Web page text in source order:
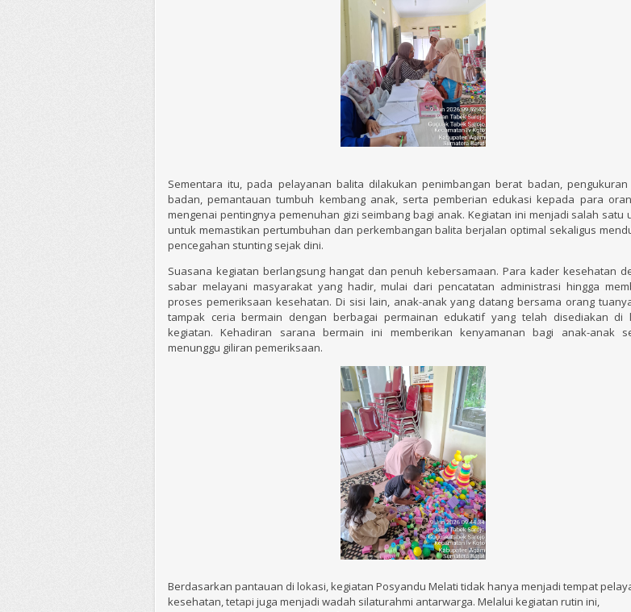
Sementara itu, pada pelayanan balita dilakukan penimbangan berat badan, pengukuran
badan, pemantauan tumbuh kembang anak, serta pemberian edukasi kepada para
mengenai pentingnya pemenuhan gizi seimbang bagi anak. Kegiatan ini menjadi salah satu
untuk memastikan pertumbuhan dan perkembangan balita berjalan optimal sekaligus
pencegahan stunting sejak dini.
Suasana kegiatan berlangsung hangat dan penuh kebersamaan. Para kader kesehatan
sabar melayani masyarakat yang hadir, mulai dari pencatatan administrasi hingga
proses pemeriksaan kesehatan. Di sisi lain, anak-anak yang datang bersama orang
tampak ceria bermain dengan berbagai permainan edukatif yang telah disediakan di
kegiatan. Kehadiran sarana bermain ini memberikan kenyamanan bagi anak-anak
menunggu giliran pemeriksaan.
Berdasarkan pantauan di lokasi, kegiatan Posyandu Melati tidak hanya menjadi tempat
kesehatan, tetapi juga menjadi wadah silaturahmi antarwarga. Melalui kegiatan rutin ini,